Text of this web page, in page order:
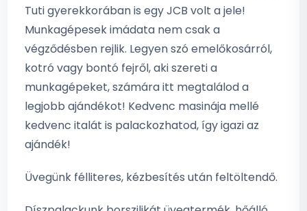
Tuti gyerekkorában is egy JCB volt a jele!
Munkagépesek imádata nem csak a
végződésben rejlik. Legyen szó emelőkosárról,
kotró vagy bontó fejről, aki szereti a
munkagépeket, számára itt megtalálod a
legjobb ajándékot! Kedvenc masinája mellé
kedvenc italát is palackozhatod, így igazi az
ajándék!
Üvegünk félliteres, kézbesítés után feltöltendő.